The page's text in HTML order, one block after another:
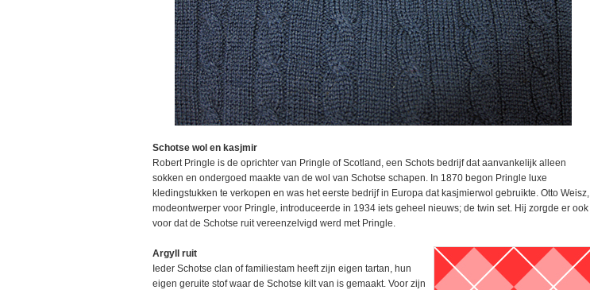
Schotse wol en kasjmir
Robert Pringle is de oprichter van Pringle of Scotland, een Schots bedrijf dat aanvankelijk alleen
sokken en ondergoed maakte van de wol van Schotse schapen. In 1870 begon Pringle luxe
kledingstukken te verkopen en was het eerste bedrijf in Europa dat kasjmierwol gebruikte. Otto Weisz,
modeontwerper voor Pringle, introduceerde in 1934 iets geheel nieuws; de twin set. Hij zorgde er ook
voor dat de Schotse ruit vereenzelvigd werd met Pringle.
Argyll ruit
Ieder Schotse clan of familiestam heeft zijn eigen tartan, hun
eigen geruite stof waar de Schotse kilt van is gemaakt. Voor zijn